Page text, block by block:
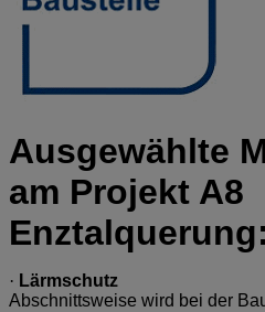
Ausgewählte
am Projekt A8
Enztalquerung:
· Lärmschutz
Abschnittsweise wird bei der